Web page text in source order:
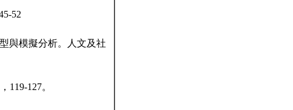
52
與模擬分析。人文及社
119-127。